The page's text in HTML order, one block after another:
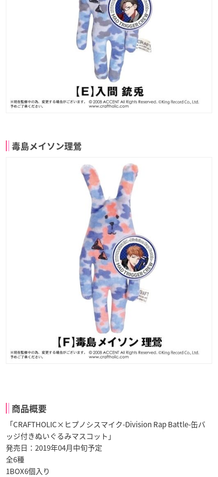
毒島メイソン理鶯
商品概要
「CRAFTHOLIC×ヒプノシスマイク-Division Rap Battle-缶バ
ッジ付きぬいぐるみマスコット」
発売日：2019年04月中旬予定
全6種
1BOX6個入り